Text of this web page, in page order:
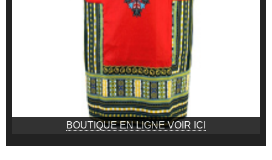
BOUTIQUE EN LIGNE VOIR ICI